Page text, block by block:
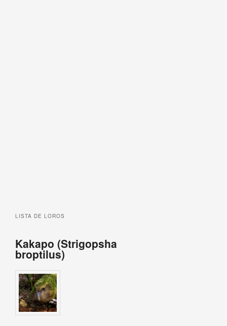
LISTA DE LOROS
Kakapo (Strigopsha
broptilus)